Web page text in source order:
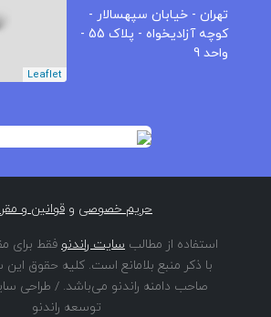
تهران - خیابان سپهسالار -
کوچه آزادیخواه - پلاک 55 -
واحد 9
Leaflet
حریم خصوصی و قوانین و
استفاده از مطالب سایت راندنو فقط برای
با ذکر منبع بلامانع است. کلیه حقوق
صاحب دامنه راندنو می‌باشد. / طراحی
توسعه راندنو